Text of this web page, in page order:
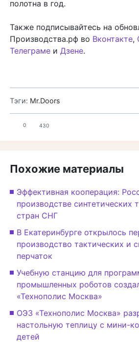
полотна в год.
Также подписывайтесь на
Производства.рф во Вконтакте,
Телеграме и Дзене.
Тэги: Mr.Doors
0 430
Похожие материалы
Эффективная кооперация:
производстве синтетических
стран СНГ
В Екатеринбурге открылось
производство тактических и
перчаток
Учебную станцию для
промышленных роботов
«Технополис Москва»
ОЭЗ «Технополис Москва»
настольную теплицу с мини-
детей